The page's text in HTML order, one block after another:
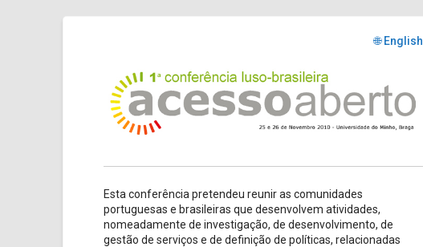
🌐 English
Esta conferência pretendeu reunir as comunidades
portuguesas e brasileiras que desenvolvem atividades,
nomeadamente de investigação, de desenvolvimento, de
gestão de serviços e de definição de políticas, relacionadas